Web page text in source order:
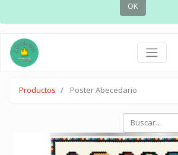
OK
Productos Poster Abecedario